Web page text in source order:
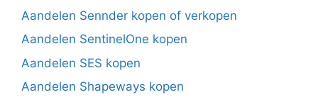
Aandelen Sennder kopen of verkopen
Aandelen SentinelOne kopen
Aandelen SES kopen
Aandelen Shapeways kopen